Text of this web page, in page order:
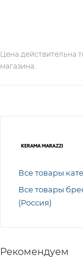
Цена действительна
магазина.
Все товары
Все товары
(Россия)
Рекомендуем